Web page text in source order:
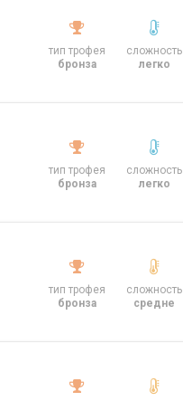
тип трофея
бронза
сложность
легко
тип трофея
бронза
сложность
легко
тип трофея
бронза
сложность
средне